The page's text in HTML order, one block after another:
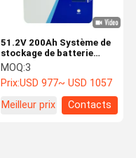
51.2V 200Ah Système de
stockage de batterie
photovoltaïque pour la
maison 10KWh Pour
l'énergie future à la
MOQ:3
Prix:USD 977~ USD 1057
Meilleur prix
Contacts